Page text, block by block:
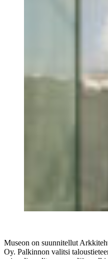
Museon on suunnitellut
Oy. Palkinnon valitsi